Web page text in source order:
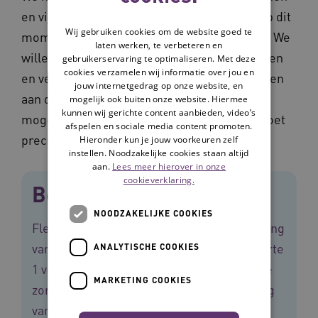
en vijf logeerkamers en kunnen daarmee op dit
moment vijftien cliënten Flexwonen bieden. We
willen aansluiten bij de behoeften van cliënten
en verwanten, en tegelijkertijd invulling geven
aan de ambitie van VWS om cliënten zo lang
mogelijk thuis te laten wonen. Flexwonen doet
precies dat.’
Begeleiding à la carte 2
Flexwonen is ontwikkeld met ondersteuning
vanuit het programma Begeleiding à la carte
1 voor vernieuwende en persoonsgerichte
zorg. Begeleiding à la carte 2 is het vervolg
van dit programma. Doel is om samen de
Wij gebruiken cookies om de website goed te
laten werken, te verbeteren en
gebruikerservaring te optimaliseren. Met deze
cookies verzamelen wij informatie over jou en
jouw internetgedrag op onze website, en
mogelijk ook buiten onze website. Hiermee
kunnen wij gerichte content aanbieden, video’s
afspelen en sociale media content promoten.
Hieronder kun je jouw voorkeuren zelf
instellen. Noodzakelijke cookies staan altijd
aan. Lees meer hierover in onze
cookieverklaring.
NOODZAKELIJKE COOKIES
ANALYTISCHE COOKIES
MARKETING COOKIES